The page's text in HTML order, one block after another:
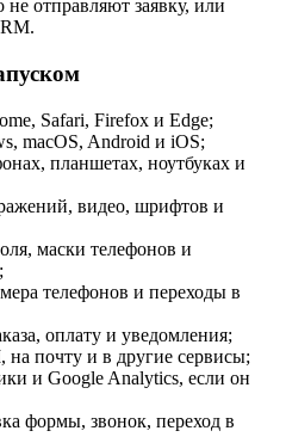
отправляют заявку, или
Safari, Firefox и Edge;
macOS, Android и iOS;
планшетах, ноутбуках и
видео, шрифтов и
маски телефонов и
телефонов и переходы в
оплату и уведомления;
на почту и в другие сервисы;
и Google Analytics, если он
формы, звонок, переход в